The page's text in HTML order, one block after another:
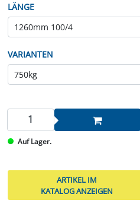
LÄNGE
VARIANTEN
Auf Lager.
ARTIKEL IM
KATALOG ANZEIGEN